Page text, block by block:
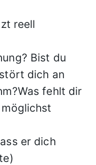
reell
Bist du
dich an
fehlt dir
er dich